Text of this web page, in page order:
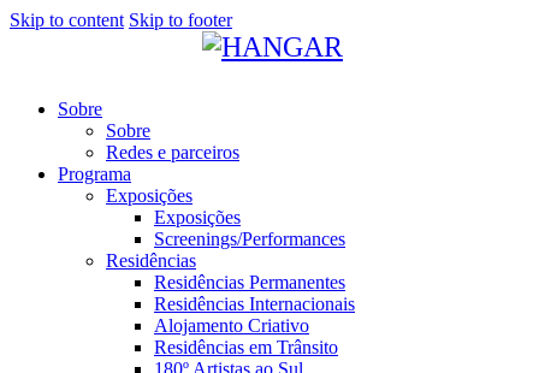
Skip to content Skip to footer
Sobre
Sobre
Redes e parceiros
Programa
Exposições
Exposições
Screenings/Performances
Residências
Residências Permanentes
Residências Internacionais
Alojamento Criativo
Residências em Trânsito
180º Artistas ao Sul